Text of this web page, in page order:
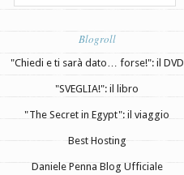
Blogroll
"Chiedi e ti sarà dato… forse!": il DVD
"SVEGLIA!": il libro
"The Secret in Egypt": il viaggio
Best Hosting
Daniele Penna Blog Ufficiale